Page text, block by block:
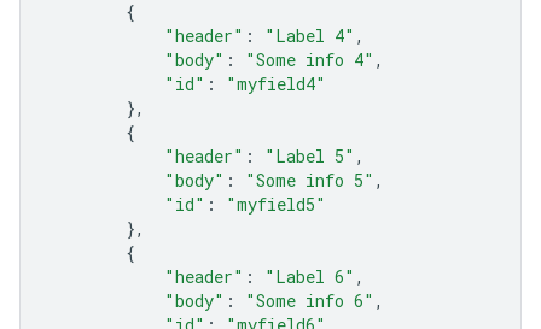
{
"header" : "Label 4" ,
"body" : "Some info 4" ,
"id" :
"myfield4"
},
{
"header" : "Label 5" ,
"body" : "Some info 5" ,
"id" :
"myfield5"
},
{
"header" : "Label 6" ,
"body" : "Some info 6" ,